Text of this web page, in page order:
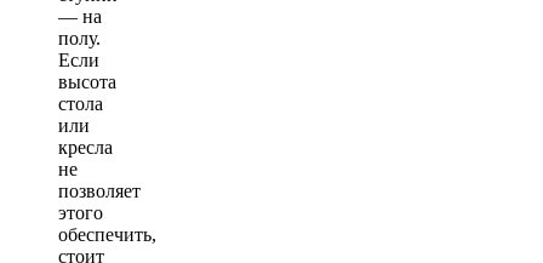
— на
полу.
Если
высота
стола
или
кресла
не
позволяет
этого
обеспечить,
стоит